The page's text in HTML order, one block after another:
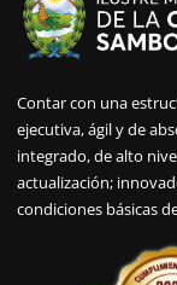
Contar con una
ejecutiva, ágil y de
integrado, de alto
actualización;
condiciones básicas